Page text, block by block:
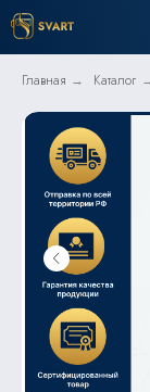
Главная → Каталог